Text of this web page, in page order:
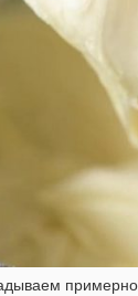
примерно